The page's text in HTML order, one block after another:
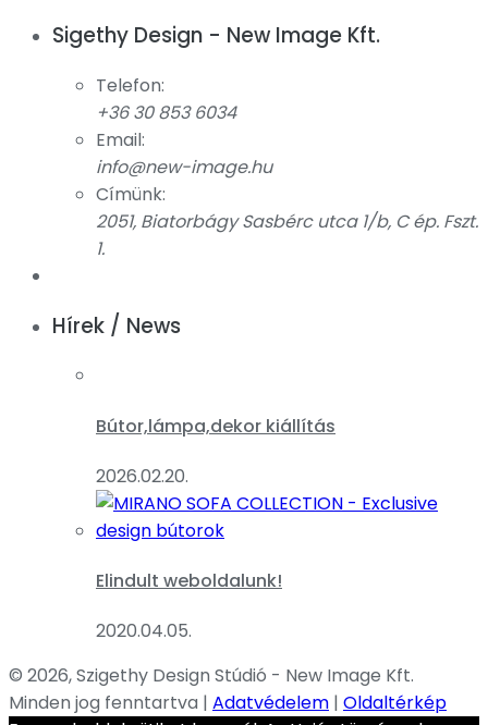
Sigethy Design - New Image Kft.
Telefon:
+36 30 853 6034
Email:
info@new-image.hu
Címünk:
2051, Biatorbágy Sasbérc utca 1/b, C ép. Fszt.
1.
Hírek / News
Bútor,lámpa,dekor kiállítás
2026.02.20.
Elindult weboldalunk!
2020.04.05.
© 2026, Szigethy Design Stúdió - New Image Kft.
Minden jog fenntartva | Adatvédelem | Oldaltérkép